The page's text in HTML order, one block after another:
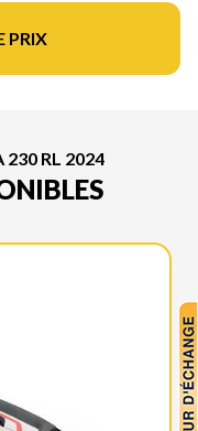
PRIX
230 RL 2024